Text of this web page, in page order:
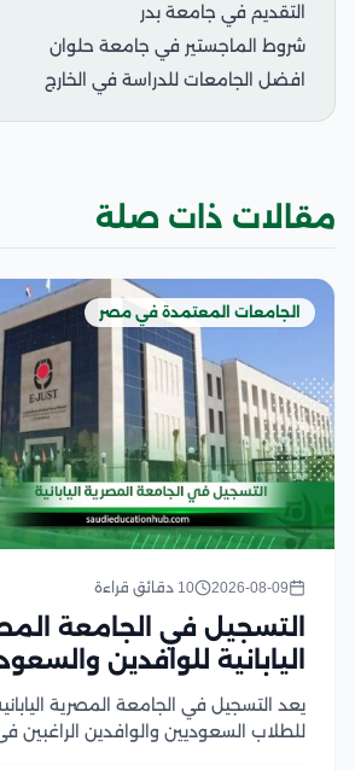
التقديم في جامعة بدر
شروط الماجستير في جامعة حلوان
افضل الجامعات للدراسة في الخارج
مقالات ذات صلة
الجامعات المعتمدة في مصر
2026-08-09 10 دقائق قراءة
التسجيل في الجامعة
اليابانية للوافدين
يعد التسجيل في الجامعة المصرية
للطلاب السعوديين والوافدين